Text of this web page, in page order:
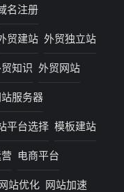
名注册
贸建站 外贸独立站
知识 外贸网站
服务器
平台选择 模板建站
电商平台
网站优化 网站加速